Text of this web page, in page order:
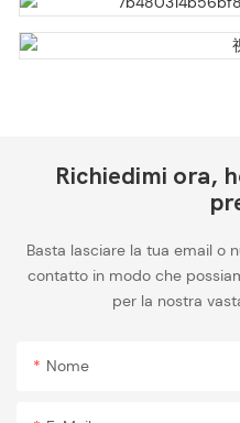
Richiedimi ora,
Basta lasciare la tua email o
contatto in modo che
per la nostra
Nome